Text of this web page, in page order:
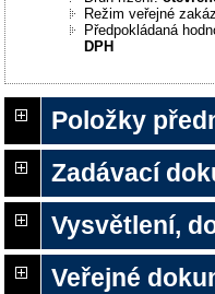
Režim veřejné
Předpokládaná
DPH
Položky
Zadávací
Vysvětlení,
Veřejné